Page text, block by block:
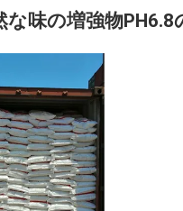
な味の増強物